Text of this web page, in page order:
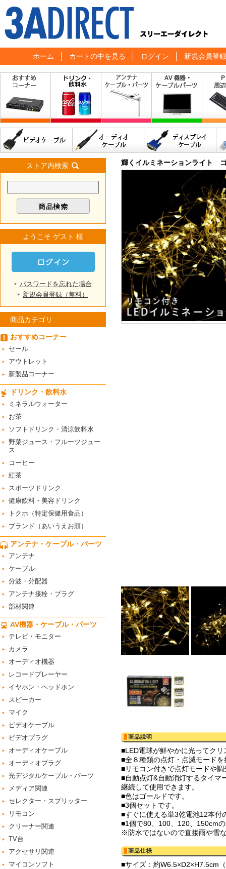
ホーム カートの中を見る ログイン 新規会員登録
ストア内検索
ようこそ ゲスト 様
パスワードを忘れた場合
新規会員登録（無料）
商品カテゴリ
おすすめコーナー
セール
アウトレット
新製品コーナー
ドリンク・飲料水
ミネラルウォーター
お茶
ソフトドリンク・清涼飲料水
野菜ジュース・フルーツジュー
ス
コーヒー
紅茶
スポーツドリンク
健康飲料・美容ドリンク
トクホ（特定保健用食品）
ブランド（あいうえお順）
アンテナ・ケーブル・パーツ
アンテナ
ケーブル
分波・分配器
アンテナ接栓・プラグ
部材関連
AV機器・ケーブル・パーツ
テレビ・モニター
カメラ
オーディオ機器
レコードプレーヤー
イヤホン・ヘッドホン
スピーカー
マイク
ビデオケーブル
ビデオプラグ
オーディオケーブル
オーディオプラグ
光デジタルケーブル・パーツ
メディア関連
セレクター・スプリッター
リモコン
クリーナー関連
TV台
アクセサリ関連
マイコンソフト
輝くイルミネーションライト
■LED電球が鮮やかに光ってク
■全８種類の点灯・点滅モード
■リモコン付きで点灯モードや
■自動点灯&自動消灯するタイマ
継続して使用できます。
■色はゴールドです。
■3個セットです。
■すぐに使える単3乾電池12本付
■1個で80、100、120、150cm
※防水ではないので直接雨や雪
■サイズ：約W6.5×D2×H7.5cm